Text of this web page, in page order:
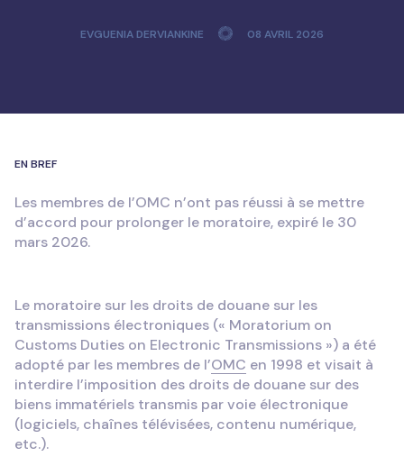
EVGUENIA DERVIANKINE 08 AVRIL 2026
EN BREF
Les membres de l’OMC n’ont pas réussi à se mettre
d’accord pour prolonger le moratoire, expiré le 30
mars 2026.
Le moratoire sur les droits de douane sur les
transmissions électroniques (« Moratorium on
Customs Duties on Electronic Transmissions ») a été
adopté par les membres de l’OMC en 1998 et visait à
interdire l’imposition des droits de douane sur des
biens immatériels transmis par voie électronique
(logiciels, chaînes télévisées, contenu numérique,
etc.).